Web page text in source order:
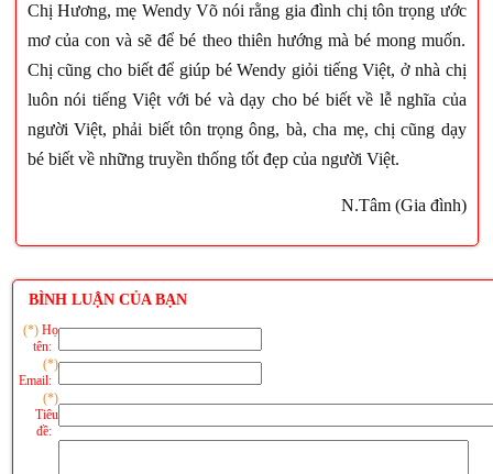
Chị Hương, mẹ Wendy Võ nói rằng gia đình chị tôn trọng ước
mơ của con và sẽ để bé theo thiên hướng mà bé mong muốn.
Chị cũng cho biết để giúp bé Wendy giỏi tiếng Việt, ở nhà chị
luôn nói tiếng Việt với bé và dạy cho bé biết về lễ nghĩa của
người Việt, phải biết tôn trọng ông, bà, cha mẹ, chị cũng dạy
bé biết về những truyền thống tốt đẹp của người Việt.
N.Tâm (Gia đình)
BÌNH LUẬN CỦA BẠN
(*) Họ
tên:
(*)
Email:
(*)
Tiêu
đề: